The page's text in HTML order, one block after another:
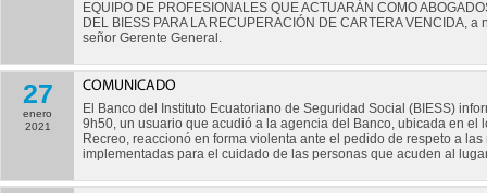
EQUIPO DE PROFESIONALES QUE ACTUARÁN COMO
DEL BIESS PARA LA RECUPERACIÓN DE CARTERA VENCIDA,
señor Gerente General.
27
enero
2021
COMUNICADO
El Banco del Instituto Ecuatoriano de Seguridad Social (BIESS)
9h50, un usuario que acudió a la agencia del Banco, ubicada en
Recreo, reaccionó en forma violenta ante el pedido de respeto a
implementadas para el cuidado de las personas que acuden al